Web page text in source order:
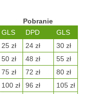
Pobranie
GLS DPD
GLS
25 zł 24 zł
30 zł
50 zł 48 zł
55 zł
75 zł 72 zł
80 zł
100 zł 96 zł
105 zł